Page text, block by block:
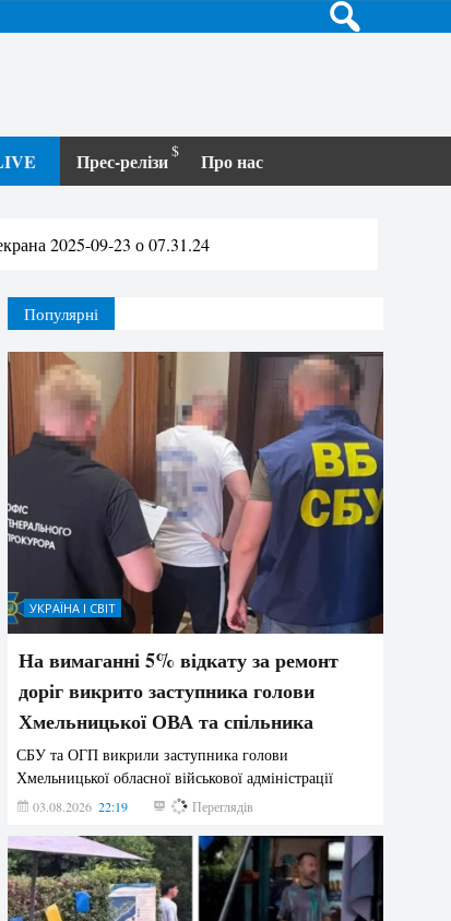
Прес-релізи Про нас
2025-09-23 о 07.31.24
Популярні
УКРАЇНА І СВІТ
На вимаганні 5% відкату за ремонт
доріг викрито заступника голови
Хмельницької ОВА та спільника
СБУ та ОГП викрили заступника голови
Хмельницької обласної військової адміністрації
03.08.2026 22:19 847 Переглядів